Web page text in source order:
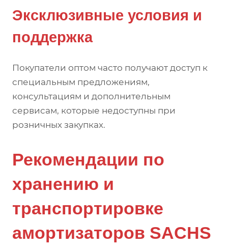
Эксклюзивные условия и
поддержка
Покупатели оптом часто получают доступ к
специальным предложениям,
консультациям и дополнительным
сервисам, которые недоступны при
розничных закупках.
Рекомендации по
хранению и
транспортировке
амортизаторов SACHS